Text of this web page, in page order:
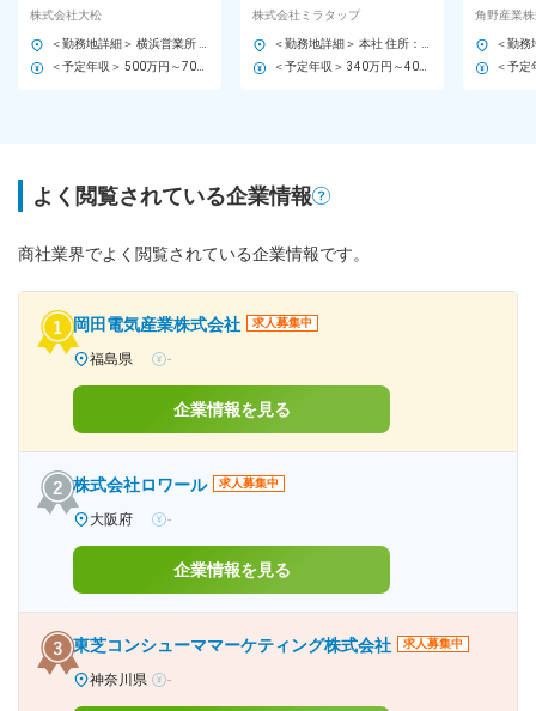
125日｜20時PCOFF｜独立
系商社で提案自由度◎
株式会社大松
フレックス勤務／福利厚生
充実◆東証グロース上場
株式会社ミラタップ
れる◎上
２０／
角野産業
よく閲覧されている企業情報
商社業界でよく閲覧されている企業情報です。
岡田電気産業株式会社 求人募集中
福島県 -
企業情報を見る
株式会社ロワール 求人募集中
大阪府 -
企業情報を見る
東芝コンシューママーケティング株式会社 求人募集中
神奈川県 -